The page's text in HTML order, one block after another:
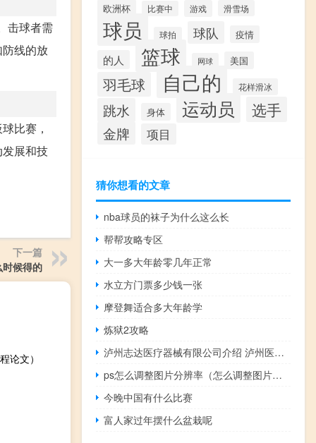
击球者需
线的放
比赛，
展和技
下一篇
候得的
论文）
欧洲杯 比赛中 游戏 滑雪场
球员 球拍 球队 疫情
的人 篮球 网球 美国
羽毛球 自己的 花样滑冰
跳水 身体 运动员 选手
金牌 项目
猜你想看的文章
nba球员的袜子为什么这么长
帮帮攻略专区
大一多大年龄零几年正常
水立方门票多少钱一张
摩登舞适合多大年龄学
炼狱2攻略
泸州志达医疗器械有限公司介绍 泸州医疗器械职业学院
ps怎么调整图片分辨率（怎么调整图片分辨率）
今晚中国有什么比赛
富人家过年摆什么盆栽呢